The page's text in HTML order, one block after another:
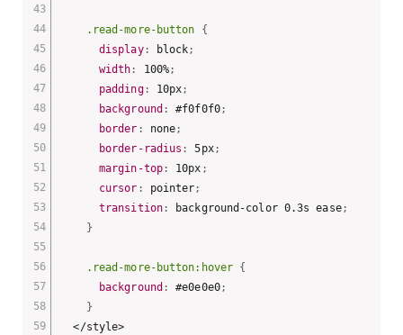
.read-more-button {
display: block;
width : 100%;
padding: 10px;
background : #f0f0f0;
border : none;
border-radius : 5px;
margin-top: 10px ;
cursor : pointer;
transition: background-color 0.3s ease;
}
.read-more-button:hover {
background : #e0e0e0;
}
  </style>